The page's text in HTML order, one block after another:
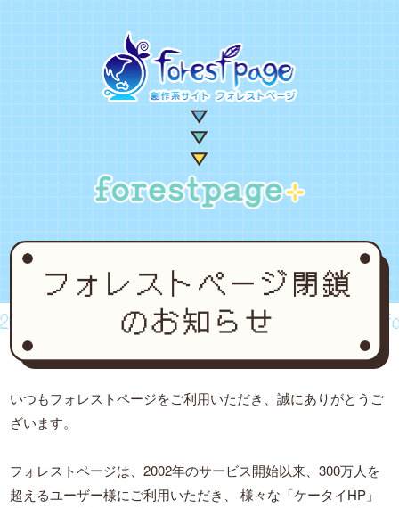
forestpage forever...2002~2024
いつもフォレストページをご利用いただき、誠にありがとうご
ざいます。
フォレストページは、2002年のサービス開始以来、300万人を
超えるユーザー様にご利用いただき、
様々な「ケータイHP」